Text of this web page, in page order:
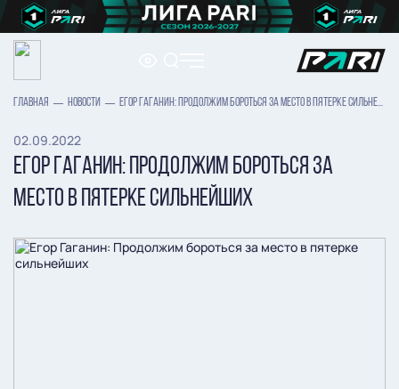
ГЛАВНАЯ НОВОСТИ ЕГОР ГАГАНИН: ПРОДОЛЖИМ БОРОТЬСЯ ЗА МЕСТО В ПЯТЕРКЕ СИЛЬНЕЙШИХ
02.09.2022
ЕГОР ГАГАНИН: ПРОДОЛЖИМ БОРОТЬСЯ ЗА
МЕСТО В ПЯТЕРКЕ СИЛЬНЕЙШИХ